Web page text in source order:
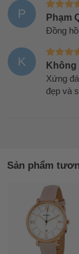
P Phạm
Đồng
K Không
Xứng
đẹp và
Sản phẩm